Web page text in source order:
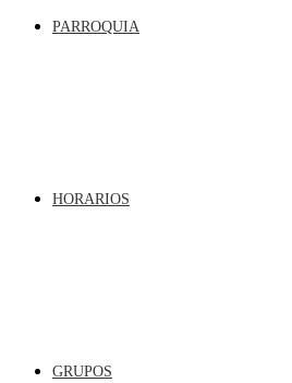
PARROQUIA
HORARIOS
GRUPOS